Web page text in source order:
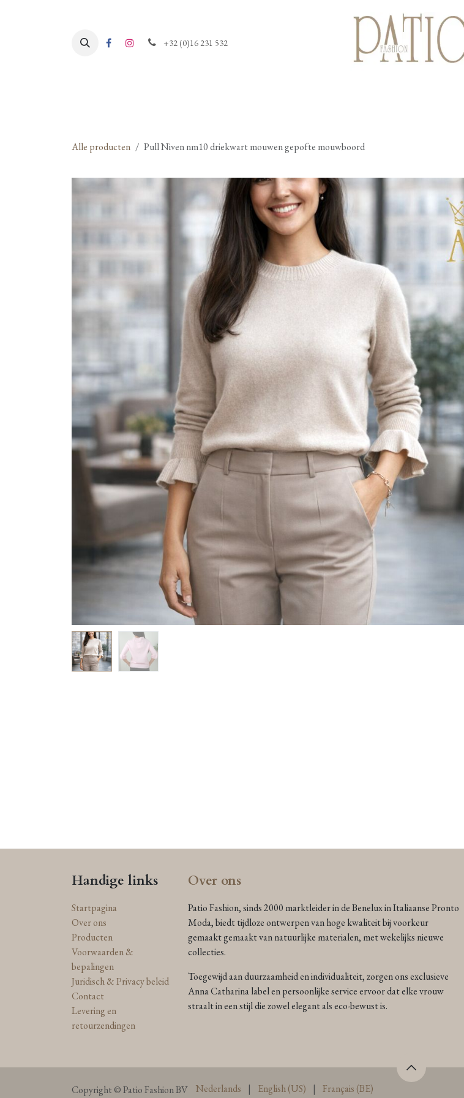
+32 (0)16 231 532
Alle producten Pull Niven nm10 driekwart mouwen gepofte mouwboord
Handige links
Startpagina
Over ons
Producten
Voorwaarden &
bepalingen
Juridisch & Privacy beleid
Contact
Levering en
retourzendingen
Over ons
Patio Fashion, sinds 2000 marktleider in de Benelux in Italiaanse Pronto
Moda, biedt tijdloze ontwerpen van hoge kwaliteit bij voorkeur
gemaakt gemaakt van natuurlijke materialen, met wekelijks nieuwe
collecties.
Toegewijd aan duurzaamheid en individualiteit, zorgen ons exclusieve
Anna Catharina label en persoonlijke service ervoor dat elke vrouw
straalt in een stijl die zowel elegant als eco-bewust is.
Copyright © Patio Fashion BV Nederlands | English (US) | Français (BE)